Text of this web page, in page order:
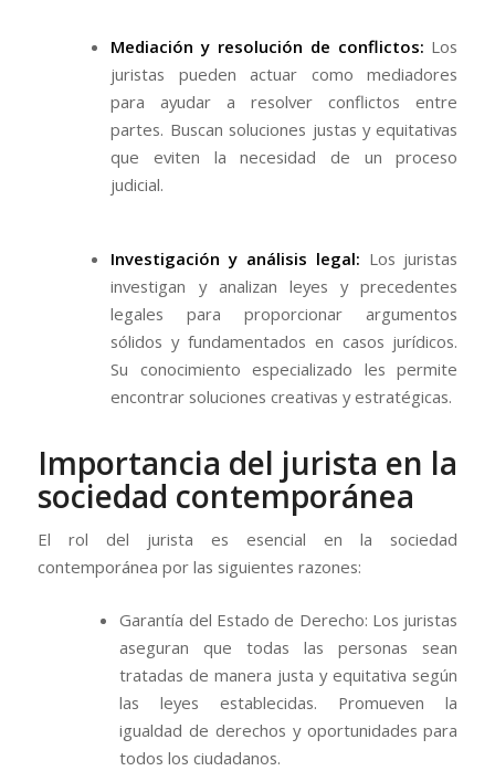
Mediación y resolución de conflictos: Los
juristas pueden actuar como mediadores
para ayudar a resolver conflictos entre
partes. Buscan soluciones justas y equitativas
que eviten la necesidad de un proceso
judicial.
Investigación y análisis legal: Los juristas
investigan y analizan leyes y precedentes
legales para proporcionar argumentos
sólidos y fundamentados en casos jurídicos.
Su conocimiento especializado les permite
encontrar soluciones creativas y estratégicas.
Importancia del jurista en la
sociedad contemporánea
El rol del jurista es esencial en la sociedad
contemporánea por las siguientes razones:
Garantía del Estado de Derecho: Los juristas
aseguran que todas las personas sean
tratadas de manera justa y equitativa según
las leyes establecidas. Promueven la
igualdad de derechos y oportunidades para
todos los ciudadanos.